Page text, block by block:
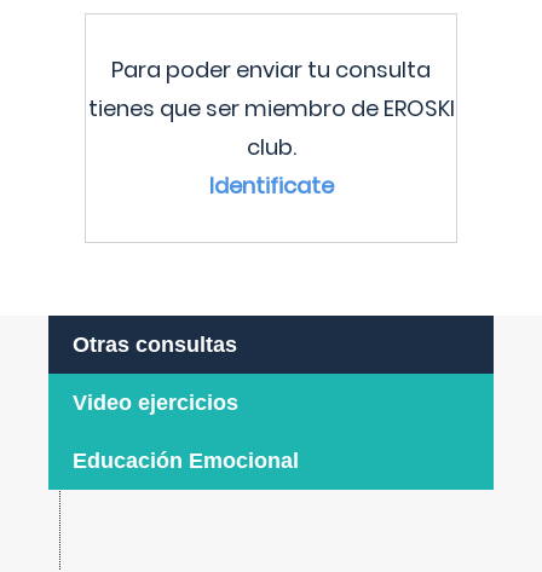
Para poder enviar tu consulta
tienes que ser miembro de EROSKI
club.
Identificate
Otras consultas
Video ejercicios
Educación Emocional